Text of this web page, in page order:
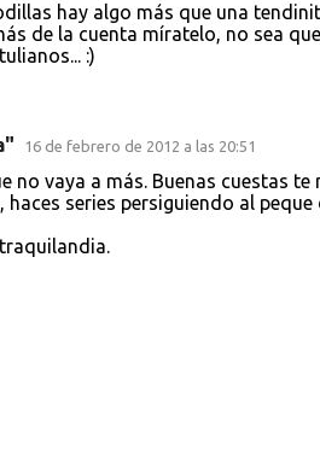
hay algo más que una
de la cuenta míratelo, no sea
:)
16 de febrero de 2012 a las 20:51
no vaya a más. Buenas cuestas te
haces series persiguiendo al peque